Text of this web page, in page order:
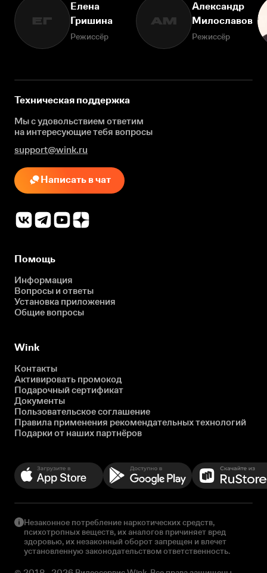
ЕГ
Елена
Гришина
Режиссёр
АМ
Александр
Милославов
Режиссёр
Техническая поддержка
Мы с удовольствием ответим
на интересующиетебя вопросы
support@wink.ru
Написать в чат
Помощь
Информация
Вопросы и ответы
Установка приложения
Общие вопросы
Wink
Контакты
Активировать промокод
Подарочный сертификат
Документы
Пользовательское соглашение
Правила применения рекомендательных технологий
Подарки от наших партнёров
Незаконное потребление наркотических средств,
психотропных веществ, их аналогов причиняет вред
здоровью, их незаконный оборот запрещен и влечет
установленную законодательством ответственность.